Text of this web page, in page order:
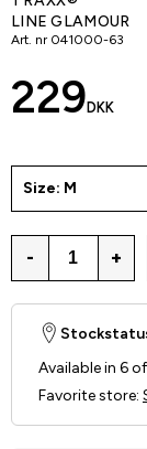
LINE GLAMOUR
Art. nr 041000-63
229 DKK
Size: M
- +
Available in 6
Favorite store: